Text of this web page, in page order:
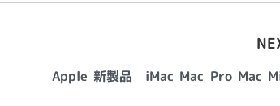
Apple 新製品 iMac Mac Pro Mac